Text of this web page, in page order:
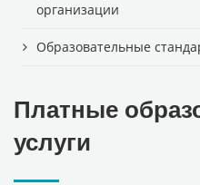
организации
Образовательные
Платные
услуги